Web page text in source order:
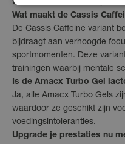
worden, wat de kans op
Wat maakt de Cassis
De Cassis Caffeine variant
bijdraagt aan verhoogde
sportmomenten. Deze
trainingen waarbij mentale
Is de Amacx Turbo Gel
Ja, alle Amacx Turbo Gels
waardoor ze geschikt zijn
voedingsintoleranties.
Upgrade je prestaties nu